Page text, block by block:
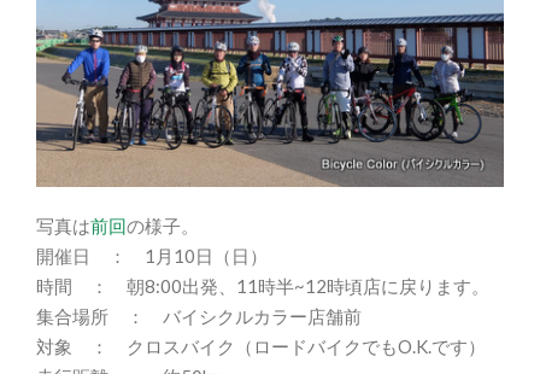
写真は前回の様子。
開催日 ： 1月10日（日）
時間 ： 朝8:00出発、11時半~12時頃店に戻ります。
集合場所 ： バイシクルカラー店舗前
対象 ： クロスバイク（ロードバイクでもO.K.です）